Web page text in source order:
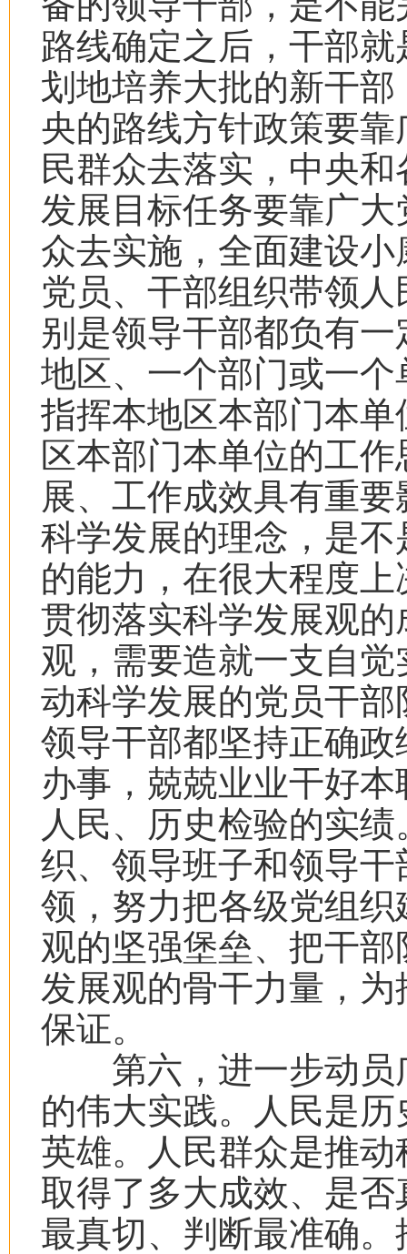
路线确定之后，干部
划地培养大批的新干
央的路线方针政策要
民群众去落实，中央
发展目标任务要靠广
众去实施，全面建设
党员、干部组织带领
别是领导干部都负有
地区、一个部门或一
指挥本地区本部门本
区本部门本单位的工
展、工作成效具有重
科学发展的理念，是
的能力，在很大程度
贯彻落实科学发展观
观，需要造就一支自
动科学发展的党员干
领导干部都坚持正确
办事，兢兢业业干好
人民、历史检验的实
织、领导班子和领导
领，努力把各级党组
观的坚强堡垒、把干
发展观的骨干力量，
保证。
第六，进一步动员
的伟大实践。人民是
英雄。人民群众是推
取得了多大成效、是
最真切、判断最准确